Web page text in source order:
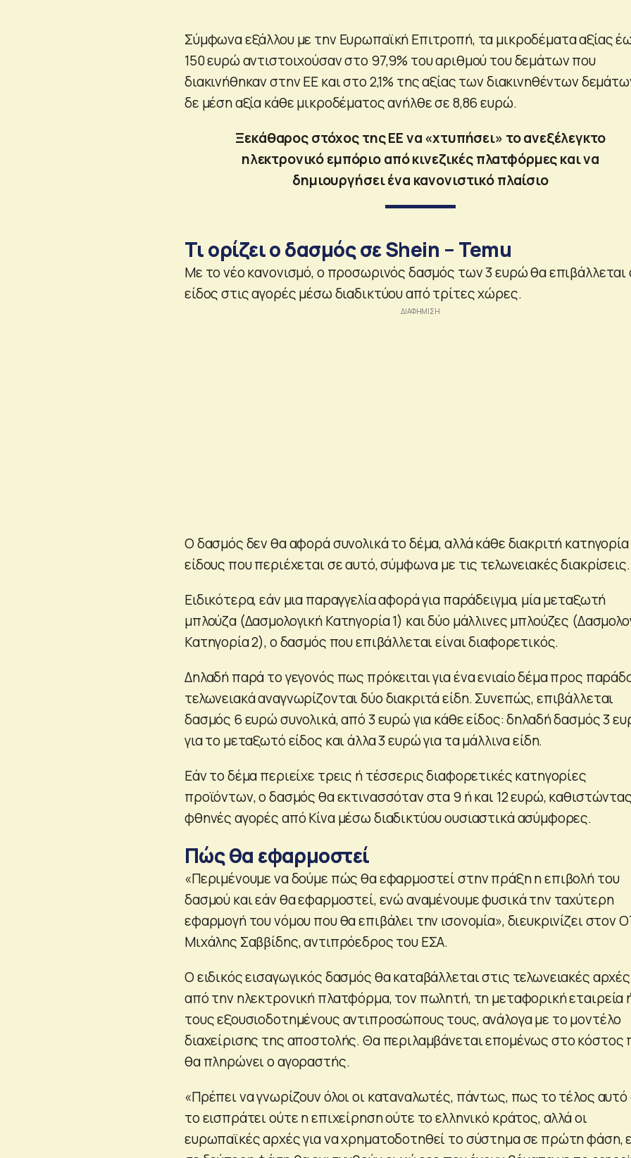
Σύμφωνα εξάλλου με την Ευρωπαϊκή Επιτροπή, τα μικροδέματα αξίας
150 ευρώ αντιστοιχούσαν στο 97,9% του αριθμού του δεμάτων που
διακινήθηκαν στην ΕΕ και στο 2,1% της αξίας των διακινηθέντων
δε μέση αξία κάθε μικροδέματος ανήλθε σε 8,86 ευρώ.
Ξεκάθαρος στόχος της ΕΕ να «χτυπήσει» το ανεξέλεγκτο
ηλεκτρονικό εμπόριο από κινεζικές πλατφόρμες και να
δημιουργήσει ένα κανονιστικό πλαίσιο
Τι ορίζει ο δασμός σε Shein – Temu
Με το νέο κανονισμό, ο προσωρινός δασμός των 3 ευρώ θα επιβάλλεται
είδος στις αγορές μέσω διαδικτύου από τρίτες χώρες.
Ο δασμός δεν θα αφορά συνολικά το δέμα, αλλά κάθε διακριτή κατηγορία
είδους που περιέχεται σε αυτό, σύμφωνα με τις τελωνειακές διακρίσεις.
Ειδικότερα, εάν μια παραγγελία αφορά για παράδειγμα, μία μεταξωτή
μπλούζα (Δασμολογική Κατηγορία 1) και δύο μάλλινες μπλούζες
Κατηγορία 2), ο δασμός που επιβάλλεται είναι διαφορετικός.
Δηλαδή παρά το γεγονός πως πρόκειται για ένα ενιαίο δέμα προς
τελωνειακά αναγνωρίζονται δύο διακριτά είδη. Συνεπώς, επιβάλλεται
δασμός 6 ευρώ συνολικά, από 3 ευρώ για κάθε είδος: δηλαδή δασμός 3
για το μεταξωτό είδος και άλλα 3 ευρώ για τα μάλλινα είδη.
Εάν το δέμα περιείχε τρεις ή τέσσερις διαφορετικές κατηγορίες
προϊόντων, ο δασμός θα εκτινασσόταν στα 9 ή και 12 ευρώ,
φθηνές αγορές από Κίνα μέσω διαδικτύου ουσιαστικά ασύμφορες.
Πώς θα εφαρμοστεί
«Περιμένουμε να δούμε πώς θα εφαρμοστεί στην πράξη η επιβολή του
δασμού και εάν θα εφαρμοστεί, ενώ αναμένουμε φυσικά την ταχύτερη
εφαρμογή του νόμου που θα επιβάλει την ισονομία», διευκρινίζει στον
Μιχάλης Σαββίδης, αντιπρόεδρος του ΕΣΑ.
Ο ειδικός εισαγωγικός δασμός θα καταβάλλεται στις τελωνειακές αρχές
από την ηλεκτρονική πλατφόρμα, τον πωλητή, τη μεταφορική εταιρεία
τους εξουσιοδοτημένους αντιπροσώπους τους, ανάλογα με το μοντέλο
διαχείρισης της αποστολής. Θα περιλαμβάνεται επομένως στο κόστος
θα πληρώνει ο αγοραστής.
«Πρέπει να γνωρίζουν όλοι οι καταναλωτές, πάντως, πως το τέλος αυτό
το εισπράτει ούτε η επιχείρηση ούτε το ελληνικό κράτος, αλλά οι
ευρωπαϊκές αρχές για να χρηματοδοτηθεί το σύστημα σε πρώτη φάση,